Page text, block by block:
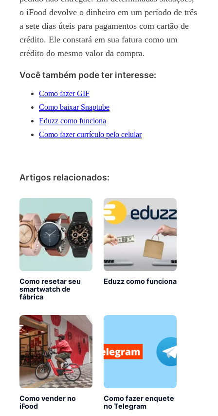
o iFood devolve o dinheiro em um período de três
a sete dias úteis para pagamentos com cartão de
crédito. Ele constará em sua fatura como um
crédito do mesmo valor da compra.
Você também pode ter interesse:
Como fazer GIF
Como baixar Snaptube
Eduzz como funciona
Como fazer currículo pelo celular
Artigos relacionados:
Como resetar seu
smartwatch de
fábrica
Eduzz como funciona
Como vender no
iFood
Como fazer enquete
no Telegram